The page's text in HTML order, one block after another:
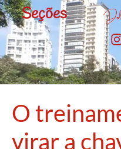
Seções
O
virar a